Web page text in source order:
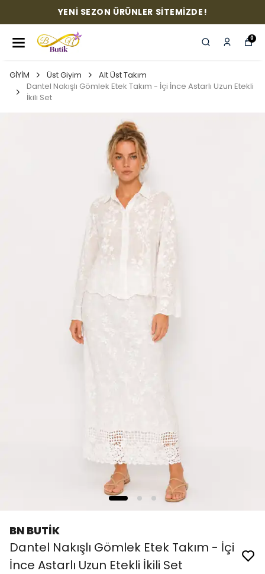
YENİ SEZON ÜRÜNLER SİTEMİZDE!
0
GİYİM Üst Giyim
Alt Üst Takım
Dantel Nakışlı Gömlek Etek Takım - İçi İnce Astarlı Uzun Etekli
İkili Set
BN BUTİK
Dantel Nakışlı Gömlek Etek Takım - İçi
İnce Astarlı Uzun Etekli İkili Set